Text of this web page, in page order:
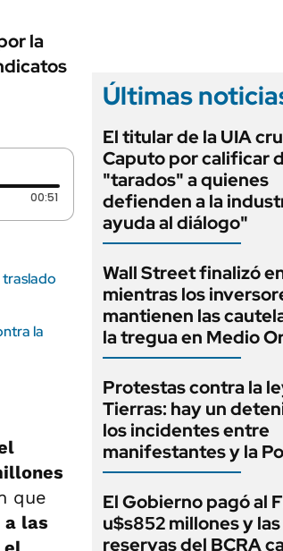
la
00:51Duración: 51 segundos
traslado
la
que
las
Últimas
El titular de la UIA
Caputo por calificar
"tarados" a quienes
defienden a la
ayuda al diálogo"
Wall Street finalizó
mientras los
mantienen las
la tregua en Medio
Protestas contra la
Tierras: hay un
los incidentes entre
manifestantes y la
El Gobierno pagó al
u$s852 millones y las
reservas del BCRA